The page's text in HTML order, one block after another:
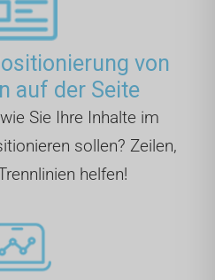
von
auf der Seite
Sie Ihre Inhalte im
sollen? Zeilen,
helfen!